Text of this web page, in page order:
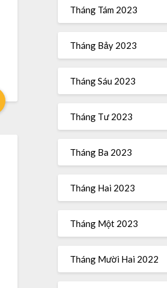
Tháng Tám 2023
Tháng Bảy 2023
Tháng Sáu 2023
Tháng Tư 2023
Tháng Ba 2023
Tháng Hai 2023
Tháng Một 2023
Tháng Mười Hai 2022